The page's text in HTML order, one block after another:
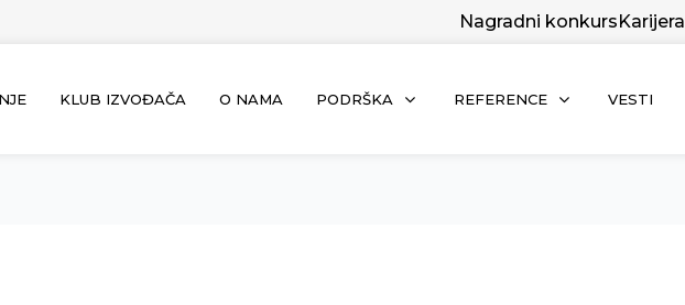
Nagradni konkursKarijera
KLUB IZVOĐAČA O NAMA PODRŠKA REFERENCE VESTI